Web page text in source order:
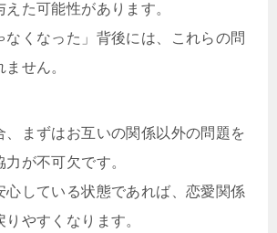
た可能性があります。
なくなった」背後には、これらの問
せん。
、まずはお互いの関係以外の問題を
が不可欠です。
心している状態であれば、恋愛関係
やすくなります。